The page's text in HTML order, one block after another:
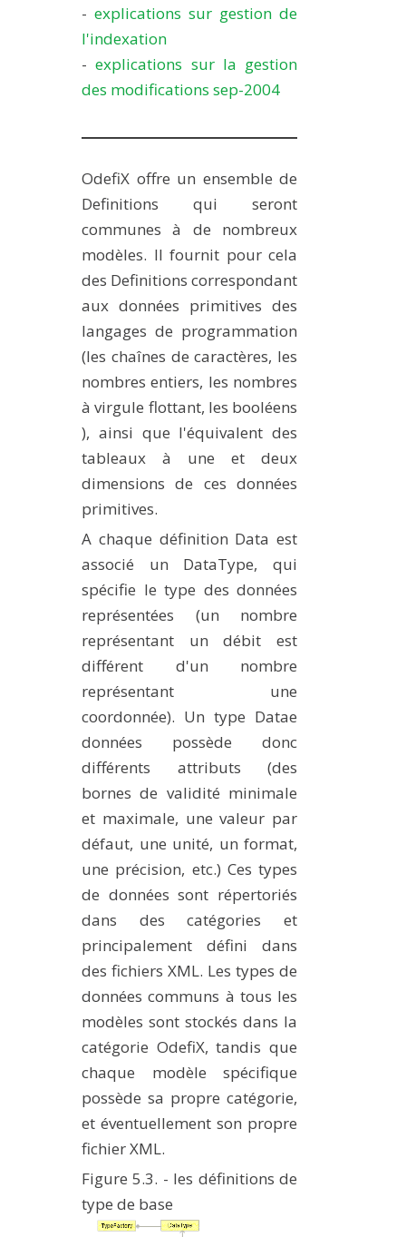
- explications sur gestion de
l'indexation
-explications sur la gestion
des modifications sep-2004
OdefiX offre un ensemble de
Definitions qui seront
communes à de nombreux
modèles. Il fournit pour cela
des Definitions correspondant
aux données primitives des
langages de programmation
(les chaînes de caractères, les
nombres entiers, les nombres
à virgule flottant, les booléens
), ainsi que l'équivalent des
tableaux à une et deux
dimensions de ces données
primitives.
A chaque définition Data est
associé un DataType, qui
spécifie le type des données
représentées (un nombre
représentant un débit est
différent d'un nombre
représentant une
coordonnée). Un type Datae
données possède donc
différents attributs (des
bornes de validité minimale
et maximale, une valeur par
défaut, une unité, un format,
une précision, etc.) Ces types
de données sont répertoriés
dans des catégories et
principalement défini dans
des fichiers XML. Les types de
données communs à tous les
modèles sont stockés dans la
catégorie OdefiX, tandis que
chaque modèle spécifique
possède sa propre catégorie,
et éventuellement son propre
fichier XML.
Figure 5.3. - les définitions de
type de base